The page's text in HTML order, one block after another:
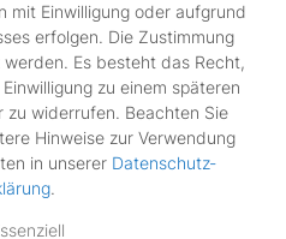
mit Einwilligung oder aufgrund
erfolgen. Die Zustimmung
Es besteht das Recht,
zu einem späteren
zu widerrufen. Beachten Sie
Hinweise zur Verwendung
in unserer Daten­schutz­
.